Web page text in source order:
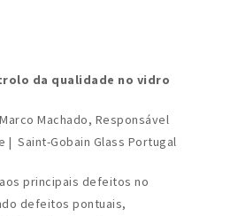
da qualidade no vidro
Marco Machado, Responsável
| Saint-Gobain Glass Portugal
principais defeitos no
defeitos pontuais,